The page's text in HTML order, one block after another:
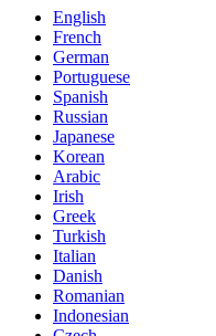
English
French
German
Portuguese
Spanish
Russian
Japanese
Korean
Arabic
Irish
Greek
Turkish
Italian
Danish
Romanian
Indonesian